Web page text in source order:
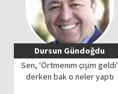
Dursun Gündoğdu
Sen, 'Örtmenim çişim geldi'
derken bak o neler yaptı